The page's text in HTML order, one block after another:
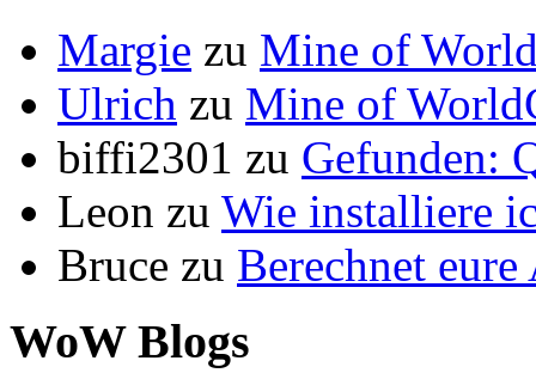
Margie zu Mine of
Ulrich zu Mine of
biffi2301 zu Gefunden:
Leon zu Wie installiere
Bruce zu Berechnet
WoW Blogs